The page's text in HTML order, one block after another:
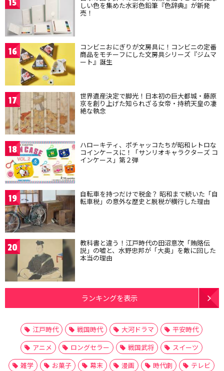
15 しい色を集めた水彩色鉛筆『色辞典』が新発
売！
16 コンビニおにぎりが文房具に！コンビニの定番
商品をモチーフにした文房具シリーズ『ジムマ
ート』誕生
17 世界遺産決定で脚光！日本初の巨大都城・藤原
京を創り上げた知られざる女帝・持統天皇の凄
絶な執念
18 ハローキティ、ポチャッコたちが昭和レトロな
コインケースに！「サンリオキャラクターズ コ
インケース」第２弾
19 自転車を持つだけで税金？ 昭和まで続いた「自
転車税」の意外な歴史と脱税が横行した理由
20 教科書と違う！江戸時代の田沼意次「賄賂伝
説」の嘘と、水野忠邦が「大奥」を敵に回した
本当の理由
ランキングを表示
江戸時代 戦国時代 大河ドラマ
平安時代
アニメ
ロングセラー 戦国武将
スイーツ
雑学
お菓子 幕末 漫画 時代劇
テレビ